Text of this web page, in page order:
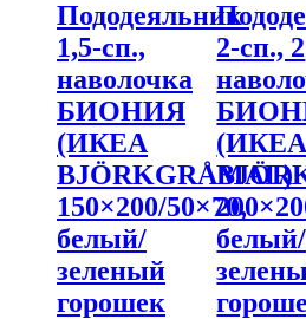
Пододеяльник
1,5-сп.,
наволочка
БИОНИЯ
(ИКЕА
BJÖRKGRÅMAL)
150×200/50×70,
белый/
зеленый
горошек
2-сп., 2
(ИКЕА
белый/